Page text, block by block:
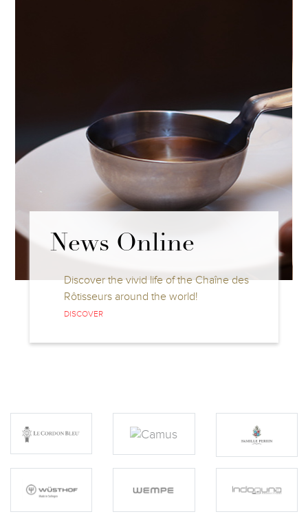
News Online
Discover the vivid life of the Chaîne des
Rôtisseurs around the world!
DISCOVER